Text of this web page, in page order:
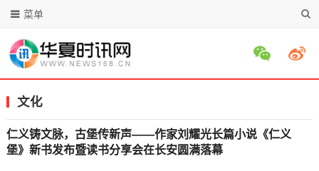
菜单
文化
仁义铸文脉，古堡传新声——作家刘耀光长篇小说《仁义
堡》新书发布暨读书分享会在长安圆满落幕